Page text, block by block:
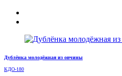
Дублёнка молодёжная из овчины
КДО-180